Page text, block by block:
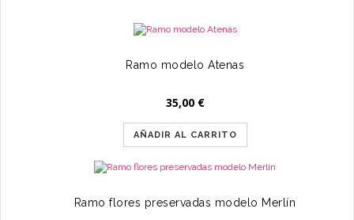
Ramo modelo Atenas
35,00 €
AÑADIR AL CARRITO
Ramo flores preservadas modelo Merlín